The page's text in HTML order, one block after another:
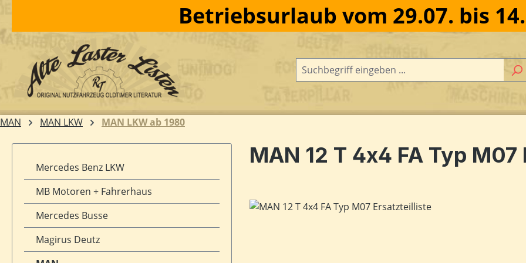
Betriebsurlaub vom 29.07. bis
MAN MAN LKW MAN LKW ab 1980
Mercedes Benz LKW
MB Motoren + Fahrerhaus
Mercedes Busse
Magirus Deutz
MAN 12 T 4x4 FA Typ
Bildergalerie überspringen